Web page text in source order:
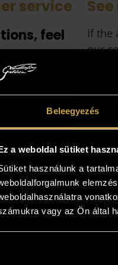
Beleegyezés
a weboldal sütiket
használunk a
vagy az Ön által
service
feel
If the
our
you!